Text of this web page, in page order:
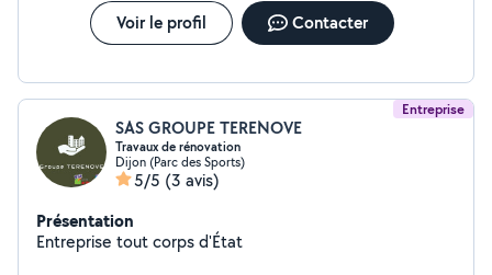
Voir le profil Contacter
Entreprise
SAS GROUPE TERENOVE
Travaux de rénovation
Dijon (Parc des Sports)
5/5 (3 avis)
Présentation
Entreprise tout corps d'État